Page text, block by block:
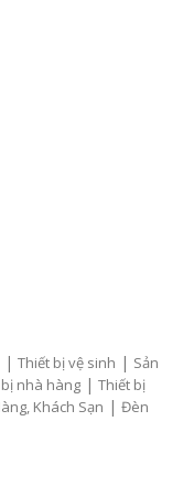
| Thiết bị vệ sinh | Sản
nhà hàng | Thiết bị
Khách Sạn | Đèn